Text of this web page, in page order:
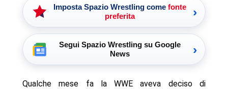
Imposta Spazio Wrestling come fonte
preferita
›
Segui Spazio Wrestling su Google
News
›
Qualche mese fa la WWE aveva deciso di